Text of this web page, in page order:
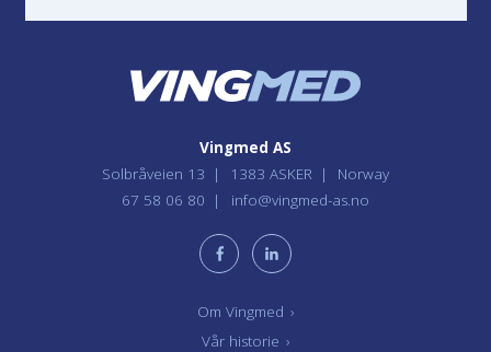
Om Vingmed ›
Vår historie ›
Vingmed AS
Solbråveien 13
1383 ASKER
Norway
67 58 06 80
info@vingmed-as.no